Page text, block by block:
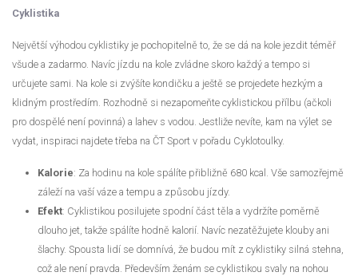
Cyklistika
Největší výhodou cyklistiky je pochopitelně to, že se dá na kole jezdit téměř
všude a zadarmo. Navíc jízdu na kole zvládne skoro každý a tempo si
určujete sami. Na kole si zvýšíte kondičku a ještě se projedete hezkým a
klidným prostředím. Rozhodně si nezapomeňte cyklistickou přílbu (ačkoli
pro dospělé není povinná) a lahev s vodou. Jestliže nevíte, kam na výlet se
vydat, inspiraci najdete třeba na ČT Sport v pořadu Cyklotoulky.
Kalorie: Za hodinu na kole spálíte přibližně 680 kcal. Vše samozřejmě
záleží na vaší váze a tempu a způsobu jízdy.
Efekt: Cyklistikou posilujete spodní část těla a vydržíte poměrně
dlouho jet, takže spálíte hodně kalorií. Navíc nezatěžujete klouby ani
šlachy. Spousta lidí se domnívá, že budou mít z cyklistiky silná stehna,
což ale není pravda. Především ženám se cyklistikou svaly na nohou